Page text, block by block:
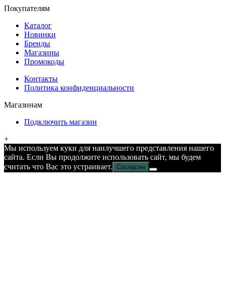
Покупателям
Каталог
Новинки
Бренды
Магазины
Промокоды
Контакты
Политика конфиденциальности
Магазинам
Подключить магазин
+
Мы используем куки для наилучшего представления нашего
сайта. Если Вы продолжите использовать сайт, мы будем
считать что Вас это устраивает. Согласен